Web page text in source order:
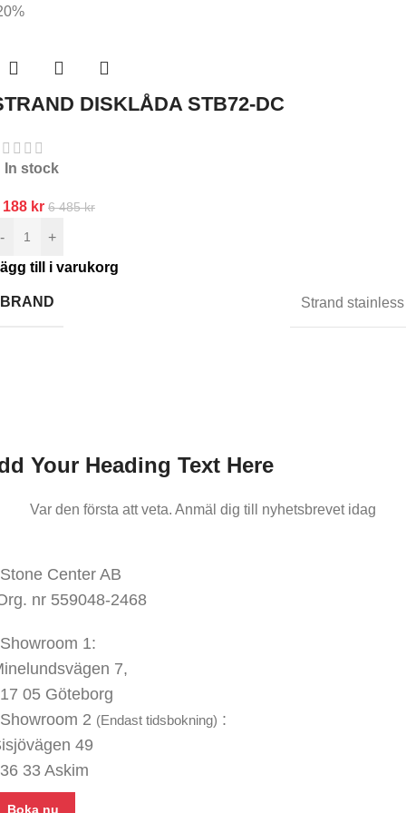
DISKLÅDA STB72-DC
In stock
188 kr 6 485kr
-
+
till i varukorg
BRAND Strand stainless
Your Heading Text Here
Var den första att veta. Anmäl dig till nyhetsbrevet idag
Stone Center AB
nr 559048-2468
Showroom 1:
7,
05 Göteborg
Showroom 2 (Endast tidsbokning) :
49
33 Askim
Boka nu